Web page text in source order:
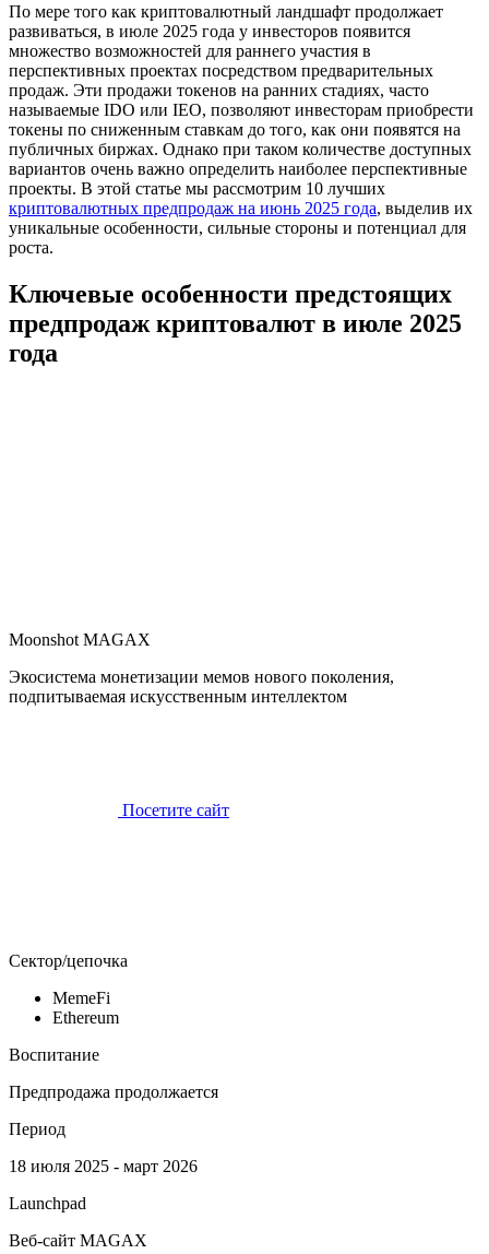
По мере того как криптовалютный ландшафт продолжает
развиваться, в июле 2025 года у инвесторов появится
множество возможностей для раннего участия в
перспективных проектах посредством предварительных
продаж. Эти продажи токенов на ранних стадиях, часто
называемые IDO или IEO, позволяют инвесторам приобрести
токены по сниженным ставкам до того, как они появятся на
публичных биржах. Однако при таком количестве доступных
вариантов очень важно определить наиболее перспективные
проекты. В этой статье мы рассмотрим 10 лучших
криптовалютных предпродаж на июнь 2025 года, выделив их
уникальные особенности, сильные стороны и потенциал для
роста.
Ключевые особенности предстоящих
предпродаж криптовалют в июле 2025
года
Moonshot MAGAX
Экосистема монетизации мемов нового поколения,
подпитываемая искусственным интеллектом
Посетите сайт
Сектор/цепочка
MemeFi
Ethereum
Воспитание
Предпродажа продолжается
Период
18 июля 2025 - март 2026
Launchpad
Веб-сайт MAGAX